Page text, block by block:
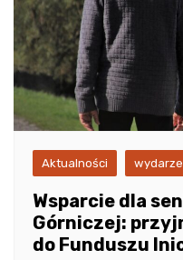
Aktualności
Wsparcie dla
Górniczej:
do Funduszu